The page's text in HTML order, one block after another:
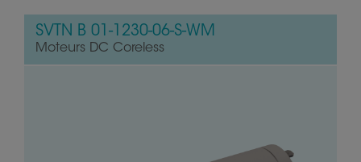
SVTN B 01-1230-06-S-WM
Moteurs DC Coreless